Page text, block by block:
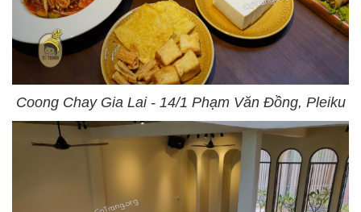
Coong Chay Gia Lai - 14/1 Phạm Văn Đồng, Pleiku